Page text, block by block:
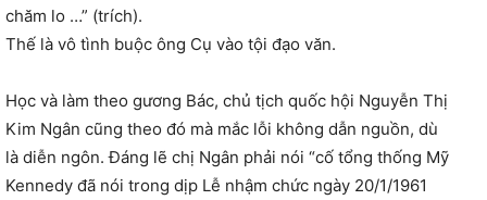
chăm lo …” (trích).
Thế là vô tình buộc ông Cụ vào tội đạo văn.
Học và làm theo gương Bác, chủ tịch quốc hội Nguyễn Thị
Kim Ngân cũng theo đó mà mắc lỗi không dẫn nguồn, dù
là diễn ngôn. Đáng lẽ chị Ngân phải nói “cố tổng thống Mỹ
Kennedy đã nói trong dịp Lễ nhậm chức ngày 20/1/1961